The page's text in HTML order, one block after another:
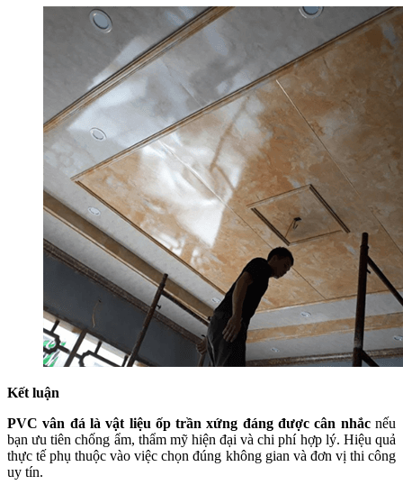
Kết luận
PVC vân đá là vật liệu ốp trần xứng đáng được cân nhắcnếu
bạn ưu tiên chống ẩm, thẩm mỹ hiện đại và chi phí hợp lý. Hiệu quả
thực tế phụ thuộc vào việc chọn đúng không gian và đơn vị thi công
uy tín.